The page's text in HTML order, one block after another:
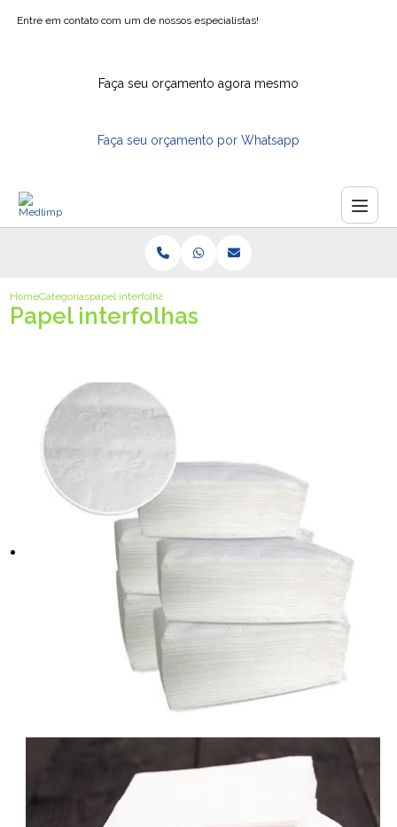
Entre em contato com um de nossos especialistas!
Faça seu orçamento agora mesmo
Faça seu orçamento por Whatsapp
HomeCategoriaspapel interfolhas
Papel interfolhas